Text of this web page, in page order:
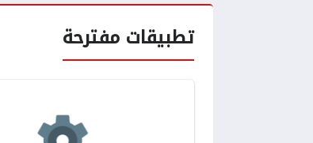
تطبيقات مفترحة